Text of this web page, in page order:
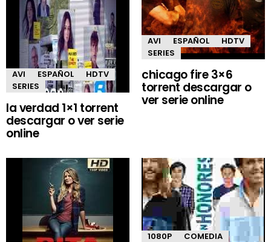
AVI ESPAÑOL
HDTV
SERIES
la verdad 1×1 torrent
descargar o ver serie
online
AVI ESPAÑOL
HDTV
SERIES
chicago fire 3×6
torrent descargar o
ver serie online
1080P
COMEDIA